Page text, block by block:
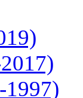
1997)